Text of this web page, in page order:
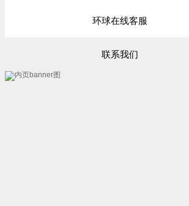
环球在线客服
联系我们